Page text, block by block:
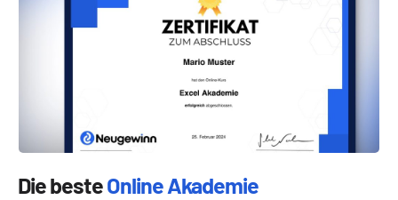
Die besteOnline Akademie